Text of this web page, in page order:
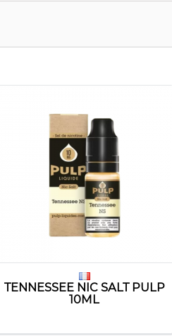
TENNESSEE NIC SALT PULP
10ML